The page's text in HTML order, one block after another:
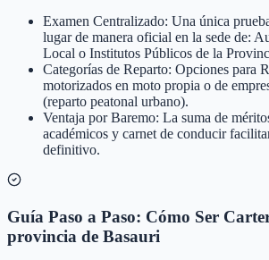
Examen Centralizado: Una única
lugar de manera oficial en la sede de:
Local o Institutos Públicos de la
Categorías de Reparto: Opciones para
motorizados en moto propia o de
(reparto peatonal urbano).
Ventaja por Baremo: La suma de
académicos y carnet de conducir
definitivo.
Guía Paso a Paso: Cómo Ser
provincia de Basauri